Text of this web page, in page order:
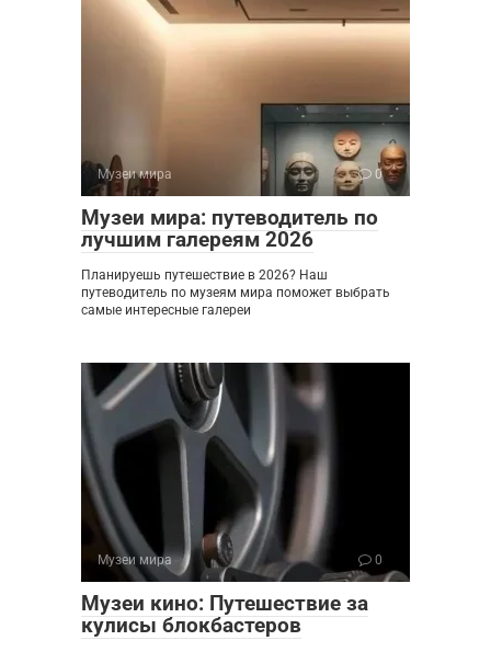
Музеи мира 0
Музеи мира: путеводитель по
лучшим галереям 2026
Планируешь путешествие в 2026? Наш
путеводитель по музеям мира поможет выбрать
самые интересные галереи
Музеи мира 0
Музеи кино: Путешествие за
кулисы блокбастеров